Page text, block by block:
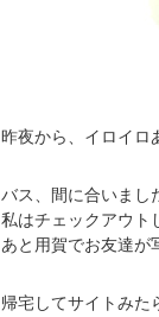
昨夜から、イロイロ
バス、間に合いまし
私はチェックアウト
あと用賀でお友達が
帰宅してサイトみた